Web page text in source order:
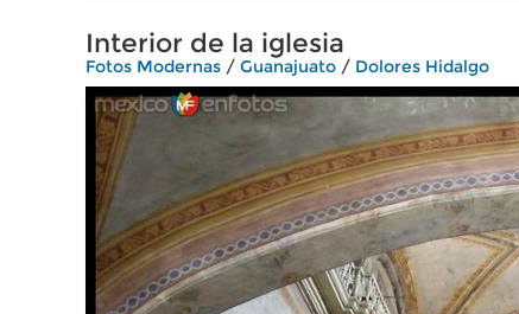
Interior de la iglesia
Fotos Modernas / Guanajuato / Dolores Hidalgo